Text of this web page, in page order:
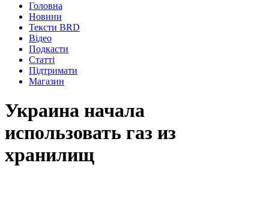
Головна
Новини
Тексти BRD
Відео
Подкасти
Статті
Підтримати
Магазин
Украина начала
использовать газ из
хранилищ